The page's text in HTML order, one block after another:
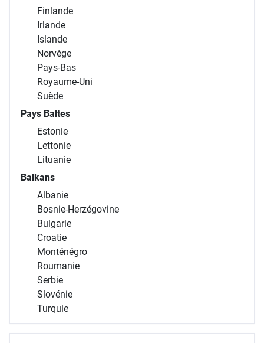
Finlande
Irlande
Islande
Norvège
Pays-Bas
Royaume-Uni
Suède
Pays Baltes
Estonie
Lettonie
Lituanie
Balkans
Albanie
Bosnie-Herzégovine
Bulgarie
Croatie
Monténégro
Roumanie
Serbie
Slovénie
Turquie